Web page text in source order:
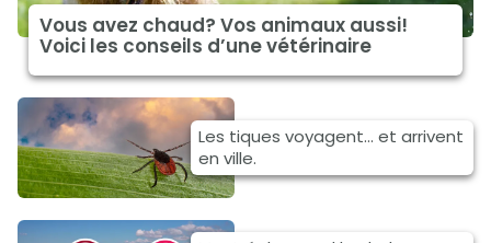
Vous avez chaud? Vos animaux aussi!
Voici les conseils d’une vétérinaire
Les tiques voyagent... et arrivent
en ville.